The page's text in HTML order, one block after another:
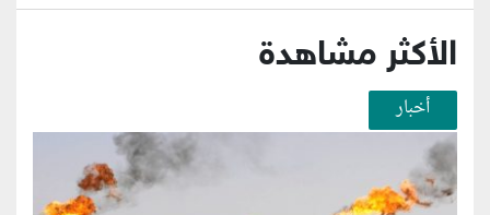
الأكثر مشاهدة
أخبار